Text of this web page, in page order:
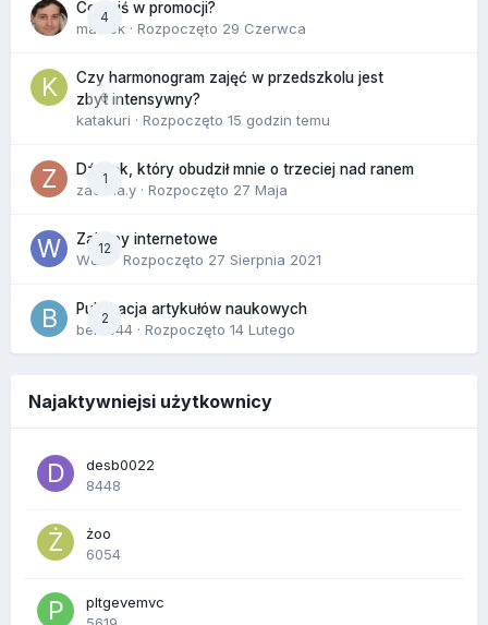
4
Co dziś w promocji?
maciek · Rozpoczęto 29 Czerwca
0
Czy harmonogram zajęć w przedszkolu jest
zbyt intensywny?
katakuri · Rozpoczęto 15 godzin temu
1
Dźwięk, który obudził mnie o trzeciej nad ranem
zackr.a.y · Rozpoczęto 27 Maja
12
Zakupy internetowe
Wula
· Rozpoczęto 27 Sierpnia 2021
2
Publikacja artykułów naukowych
berus44 · Rozpoczęto 14 Lutego
Najaktywniejsi użytkownicy
desb0022
8448
żoo
6054
pltgevemvc